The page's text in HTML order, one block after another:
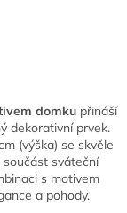
domku přináší
dekorativní prvek.
(výška) se skvěle
součást sváteční
s motivem
a pohody.